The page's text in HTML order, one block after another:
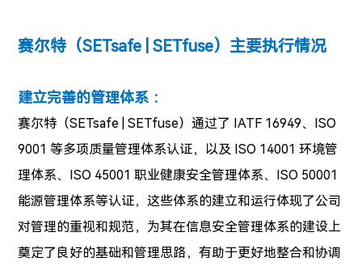
赛尔特（SETsafe | SETfuse）主要执行情况
建立完善的管理体系 ：
赛尔特（SETsafe | SETfuse）通过了 IATF 16949、ISO
9001 等多项质量管理体系认证，以及 ISO 14001 环境管
理体系、ISO 45001 职业健康安全管理体系、ISO 50001
能源管理体系等认证，这些体系的建立和运行体现了公司
对管理的重视和规范，为其在信息安全管理体系的建设上
奠定了良好的基础和管理思路，有助于更好地整合和协调